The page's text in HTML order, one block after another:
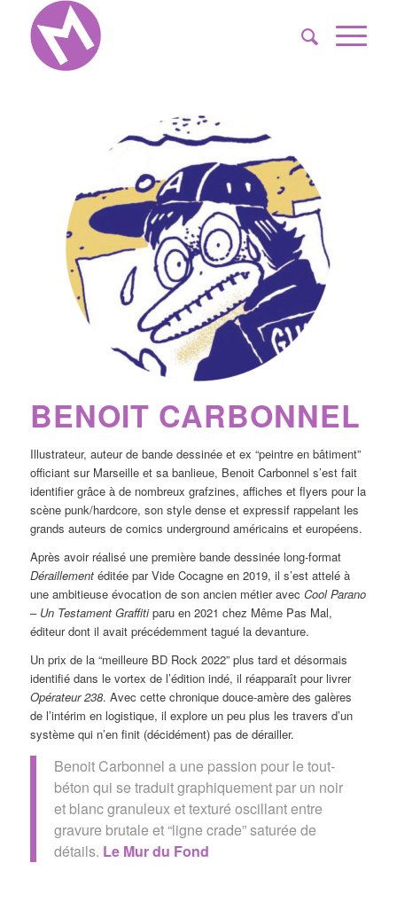
BENOIT CARBONNEL
Illustrateur, auteur de bande dessinée et ex “peintre en bâtiment”
officiant sur Marseille et sa banlieue, Benoit Carbonnel s’est fait
identifier grâce à de nombreux grafzines, affiches et flyers pour la
scène punk/hardcore, son style dense et expressif rappelant les
grands auteurs de comics underground américains et européens.
Après avoir réalisé une première bande dessinée long-format
Déraillementéditée par Vide Cocagne en 2019, il s’est attelé à
une ambitieuse évocation de son ancien métier avec Cool Parano
– Un Testament Graffitiparu en 2021 chez Même Pas Mal,
éditeur dont il avait précédemment tagué la devanture.
Un prix de la “meilleure BD Rock 2022” plus tard et désormais
identifié dans le vortex de l’édition indé, il réapparaît pour livrer
Opérateur 238. Avec cette chronique douce-amère des galères
de l’intérim en logistique, il explore un peu plus les travers d’un
système qui n’en finit (décidément) pas de dérailler.
Benoit Carbonnel a une passion pour le tout-
béton qui se traduit graphiquement par un noir
et blanc granuleux et texturé oscillant entre
gravure brutale et “ligne crade” saturée de
détails. Le Mur du Fond